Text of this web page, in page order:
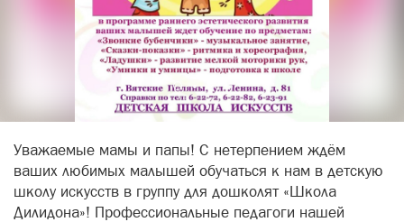
Уважаемые мамы и папы! С нетерпением ждём
ваших любимых малышей обучаться к нам в детскую
школу искусств в группу для дошколят «Школа
Дилидона»! Профессиональные педагоги нашей